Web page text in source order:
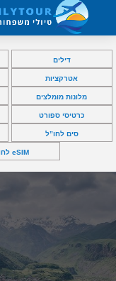
דילים
אטרקציות
מלונות מומלצים
כרטיסי ספורט
סים לחו”ל
eSIM לחו”ל